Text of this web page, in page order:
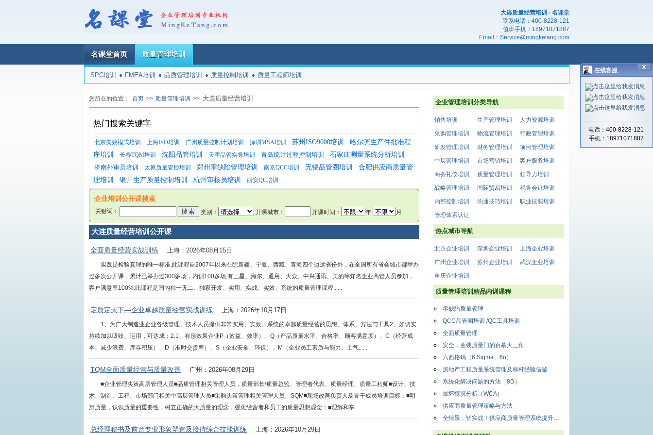
大连质量经营培训 - 名课堂
联系电话： 400-8228-121
值班手机： 18971071887
Email： Service@mingketang.com
名课堂首页 质量管理培训
SPC培训 FMEA培训 品质管理培训 质量控制培训 质量工程师培训
您所在的位置： 首页 >> 质量管理培训 >> 大连质量经营培训
热门搜索关键字
北京失效模式培训 上海ISO培训 广州质量控制计划培训 深圳MSA培训 苏州ISO9000培训
哈尔滨生产件批准程
序培训
长春TQM培训 沈阳品管培训 天津品管实务培训 青岛统计过程控制培训
石家庄测量系统分析培训
济南外审员培训
太原质量管控培训 郑州零缺陷管理培训 南京QCC培训 无锡品管圈培训
合肥供应商质量管
理培训
银川生产质量控制培训 杭州审核员培训 西安QC培训
企业培训公开课搜索
关键词： 类别： 开课城市： 开课时间： 年 月
大连质量经营培训公开课
全面质量经营实战训练 上海：2026年08月15日
实践是检验真理的唯一标准,此课程自2007年以来在除新疆、宁夏、西藏、青海四个边远省份外，在全国所有省会城市都举办
过多次公开课，累计已举办过300多场，内训100多场,有三星、海尔、通用、大众、中兴通讯、美的等知名企业高管人员参加，
客户满意率100%.此课程是国内独一无二、独家开发、实用、实战、实效、系统的质量管理课程......
定质定天下—企业卓越质量经营实战训练 上海：2026年10月17日
1、为广大制造业企业各级管理、技术人员提供非常实用、实效、系统的卓越质量经营的思想、体系、方法与工具2、如切实
持续加以吸收、运用，可达成：2.1、有形效果企业P（效益、效率）、Q（产品质量水平、合格率、顾客满意度）、C（经营成
本、减少浪费、库存积压）、D（准时交货率）、S（企业安全、环保）、M（企业员工素质与能力、士气......
TQM全面质量经营与质量改善 广州：2026年08月29日
■企业管理决策高层管理人员■品质管理相关管理人员，质量部长\质量总监、管理者代表、质量经理、质量工程师■设计、技
术、制造、工程、市场部门相关中高层管理人员■采购决策管理相关管理人员、SQM■现场改善负责人及骨干成员培训目标：■明
辨质量，认识质量的重要性，树立正确的大质量的理念，强化经营者和员工的质量思想观念；■理解和掌......
总经理秘书及前台专业形象塑造及接待综合技能训练 上海：2026年10月29日
企业管理培训分类导航
销售培训 生产管理培训
人力资源培训
采购管理培训
物流管理培训
行政管理培训
研发管理培训
财务管理培训
项目管理培训
中层管理培训
市场营销培训
客户服务培训
商务礼仪培训
质量管理培训
领导力培训
战略管理培训
国际贸易培训
税务会计培训
内部控制培训
沟通技巧培训
职业技能培训
管理体系认证
热点城市导航
北京企业培训 深圳企业培训
上海企业培训
广州企业培训
苏州企业培训
武汉企业培训
重庆企业培训
质量管理培训精品内训课程
零缺陷质量管理
QCC品管圈培训 /QC工具培训
全面质量管理
安全，童装质量门的百慕大三角
六西格玛（6 Sigma、6σ）
房地产工程质量系统管理及标杆经验借鉴
系统化解决问题的方法（8D）
最坏情况分析（WCA）
供应商质量管理策略与方法
全情景，皆实战！供应商质量管理系统提升训练
在线客服
电话：400-8228-121
手机：18971071887